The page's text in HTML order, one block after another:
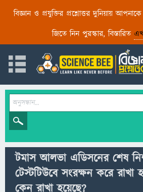
বিজ্ঞান ও প্রযুক্তির প্রশ্নোত্তর দুনিয়ায়
জিতে নিন পুরস্কার, বিস্তারিত
টমাস আলভা এডিসনের শেষ
টেস্টটিউবে সংরক্ষন করে রাখা
কেন রাখা হয়েছে?